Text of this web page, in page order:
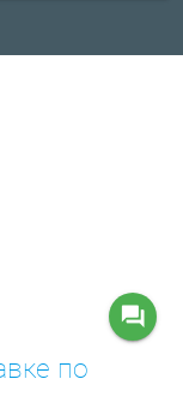
question_answer
по